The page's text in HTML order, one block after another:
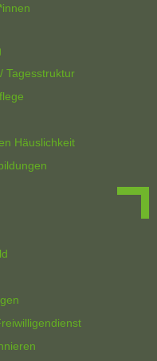
Tagesstruktur
Häuslichkeit